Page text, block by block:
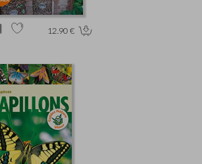
12.90 €